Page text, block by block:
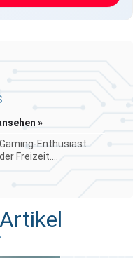
»
Enthusiast
Freizeit....